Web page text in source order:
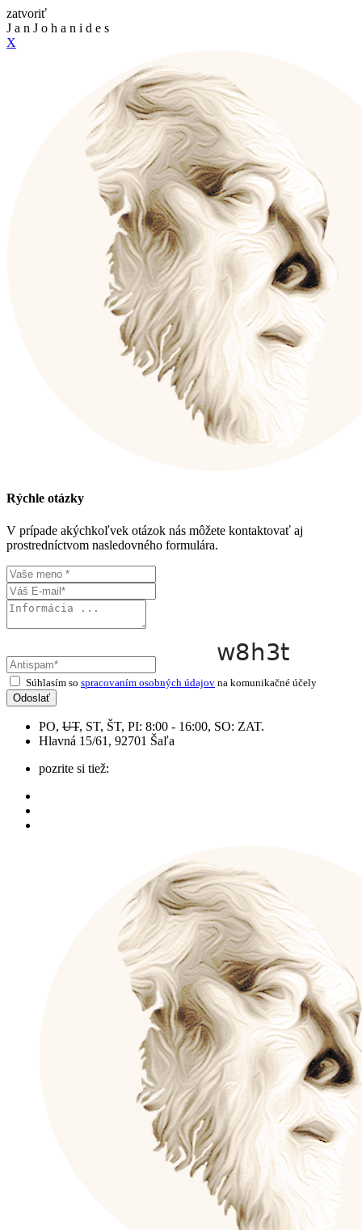
zatvoriť
J a n J o h a n i d e s
X
Rýchle otázky
V prípade akýchkoľvek otázok nás môžete kontaktovať aj
prostredníctvom nasledovného formulára.
Súhlasím so spracovaním osobných údajov na komunikačné účely
Odoslať
PO, UT, ST, ŠT, PI: 8:00 - 16:00, SO: ZAT.
Hlavná 15/61, 92701 Šaľa
pozrite si tiež: